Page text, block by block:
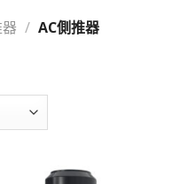
/ AC側推器